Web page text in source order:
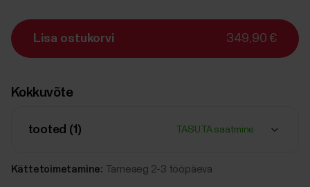
Lisa ostukorvi 349,90 €
Kokkuvõte
tooted (1 ) TASUTA saatmine
Kättetoimetamine: Tarneaeg 2-3 tööpäeva